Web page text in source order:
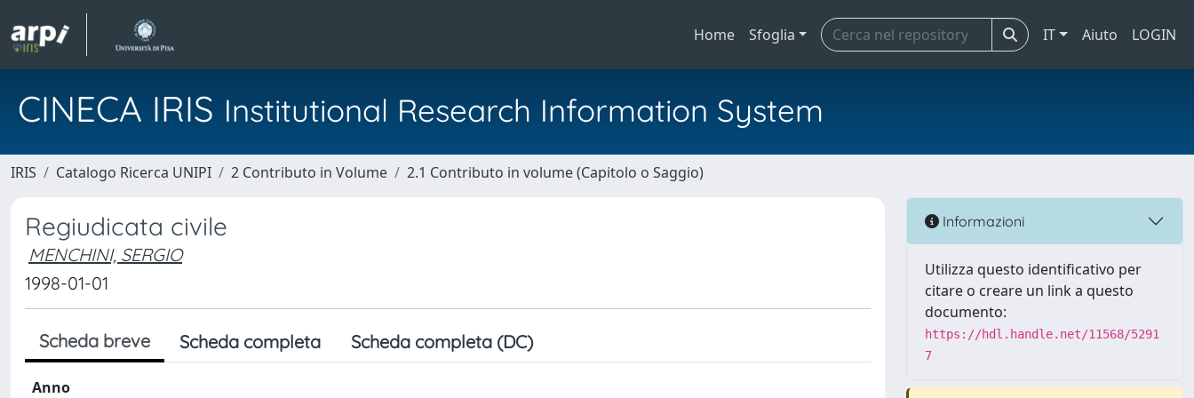
Home Sfoglia IT Aiuto LOGIN
CINECA IRIS Institutional Research Information System
IRIS Catalogo Ricerca UNIPI 2 Contributo in Volume 2.1 Contributo in volume (Capitolo o Saggio)
Regiudicata civile
MENCHINI, SERGIO
1998-01-01
Scheda breve Scheda completa Scheda completa (DC)
Anno
Informazioni
Utilizza questo identificativo per
citare o creare un link a questo
documento:
https://hdl.handle.net/11568/5291
7